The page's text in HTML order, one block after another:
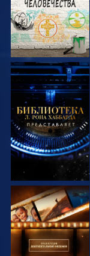
СМОТРЕТЬ
ПЕРЕДАЧИ
СМОТРЕТЬ
ПЕРЕДАЧИ